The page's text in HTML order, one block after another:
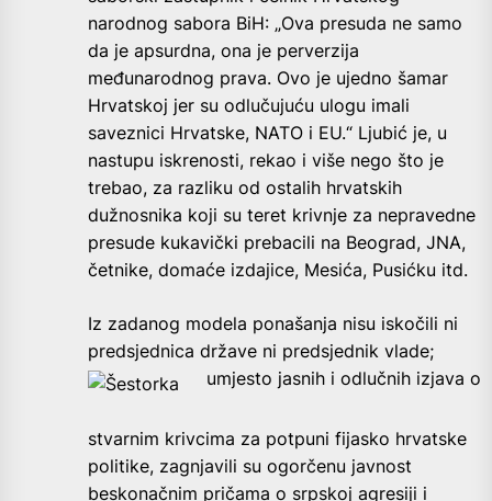
narodnog sabora BiH: „Ova presuda ne samo
da je apsurdna, ona je perverzija
međunarodnog prava. Ovo je ujedno šamar
Hrvatskoj jer su odlučujuću ulogu imali
saveznici Hrvatske, NATO i EU.“ Ljubić je, u
nastupu iskrenosti, rekao i više nego što je
trebao, za razliku od ostalih hrvatskih
dužnosnika koji su teret krivnje za nepravedne
presude kukavički prebacili na Beograd, JNA,
četnike, domaće izdajice, Mesića, Pusićku itd.
Iz zadanog modela ponašanja nisu iskočili ni
predsjednica države ni predsjednik vlade;
umjesto jasnih i odlučnih izjava o
stvarnim krivcima za potpuni fijasko hrvatske
politike, zagnjavili su ogorčenu javnost
beskonačnim pričama o srpskoj agresiji i